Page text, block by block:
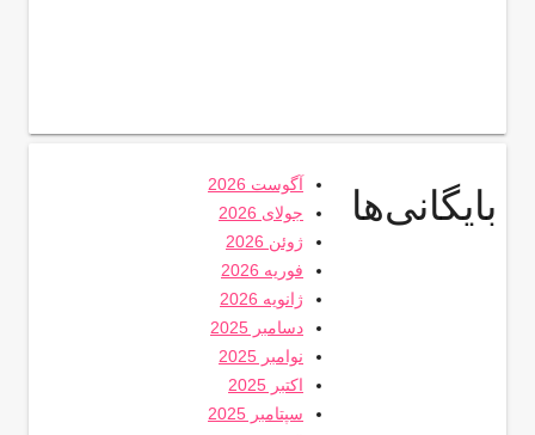
بایگانی‌ها
آگوست 2026
جولای 2026
ژوئن 2026
فوریه 2026
ژانویه 2026
دسامبر 2025
نوامبر 2025
اکتبر 2025
سپتامبر 2025